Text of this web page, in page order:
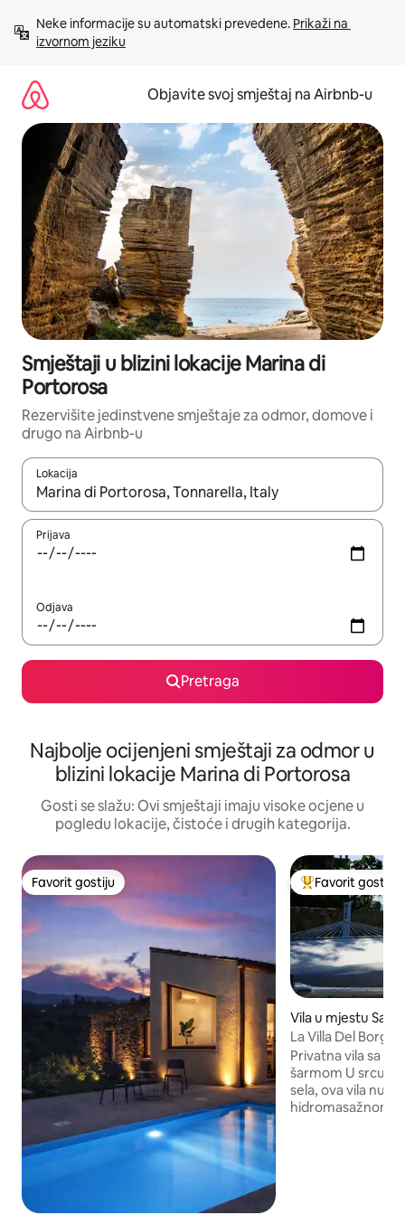
sadržaj
Neke informacije su automatski prevedene. Prikaži na
izvornom jeziku
Objavite svoj smještaj na Airbnb-u
Smještaji u blizini lokacije Marina di
Portorosa
Rezervišite jedinstvene smještaje za odmor, domove i
drugo na Airbnb-u
Lokacija
Kad su rezultati dostupni, možete da se krećete kroz njih
Prijava
Odjava
Pretraga
Najbolje ocijenjeni smještaji za odmor u
blizini lokacije Marina di Portorosa
Gosti se slažu: Ovi smještaji imaju visoke ocjene u
pogledu lokacije, čistoće i drugih kategorija.
Favorit gostiju
Favorit gostiju Glavni favorit
Favorit gostiju
Vila u mjestu
La Villa Del Borgo
Privatna vila sa
šarmom U srcu autentičnog sicilijanskog
sela, ova vila nudi
hidromasažnom